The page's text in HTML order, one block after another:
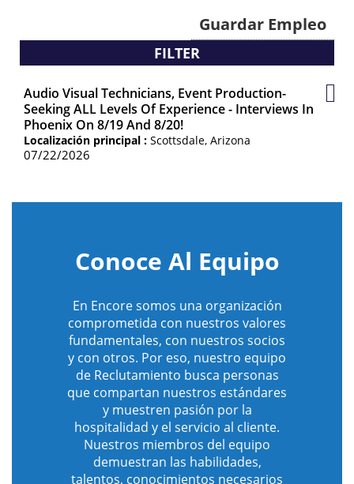
Guardar Empleo
FILTER
Audio Visual Technicians, Event Production-
Seeking ALL Levels Of Experience - Interviews In
Phoenix On 8/19 And 8/20!
Localización principal : Scottsdale, Arizona
07/22/2026
Conoce Al Equipo
En Encore somos una organización
comprometida con nuestros valores
fundamentales, con nuestros socios
y con otros. Por eso, nuestro equipo
de Reclutamiento busca personas
que compartan nuestros estándares
y muestren pasión por la
hospitalidad y el servicio al cliente.
Nuestros miembros del equipo
demuestran las habilidades,
talentos, conocimientos necesarios